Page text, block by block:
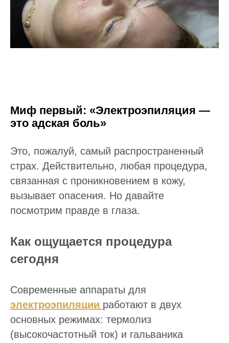
Миф первый: «Электроэпиляция —
это адская боль»
Это, пожалуй, самый распространенный
страх. Действительно, любая процедура,
связанная с проникновением в кожу,
вызывает опасения. Но давайте
посмотрим правде в глаза.
Как ощущается процедура
сегодня
Современные аппараты для
электроэпиляции работают в двух
основных режимах: термолиз
(высокочастотный ток) и гальваника